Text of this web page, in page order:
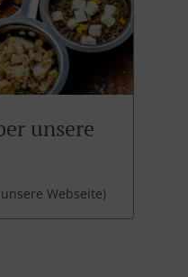
unsere
Webseite)